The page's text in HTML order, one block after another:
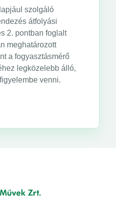
szolgáló
átfolyási
2. pontban foglalt
meghatározott
a fogyasztásmérő
legközelebb álló,
venni.